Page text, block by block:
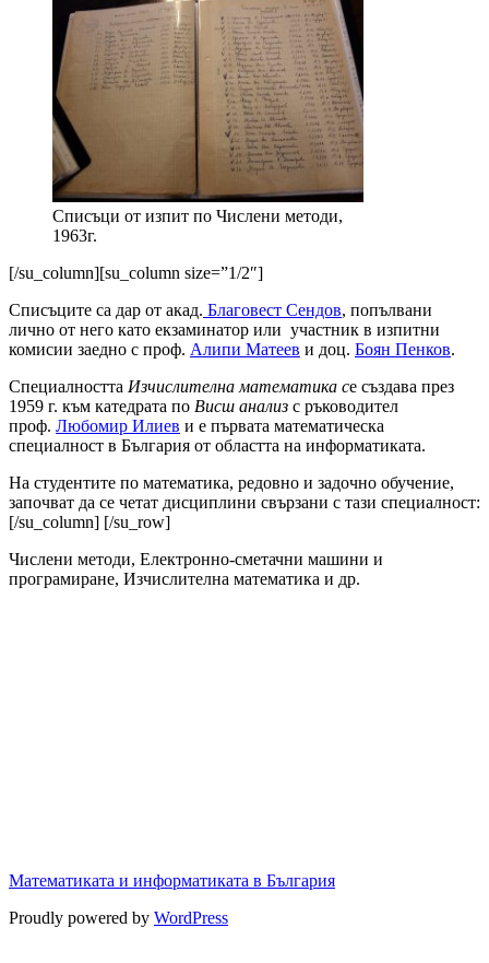
Списъци от изпит по Числени методи,
1963г.
[/su_column][su_column size=”1/2″]
Списъците са дар от акад. Благовест Сендов, попълвани
лично от него като екзаминатор или участник в изпитни
комисии заедно с проф. Алипи Матеев и доц. Боян Пенков.
Специалността Изчислителна математика се създава през
1959 г. към катедрата по Висш анализ с ръководител
проф. Любомир Илиев и е първата математическа
специалност в България от областта на информатиката.
На студентите по математика, редовно и задочно обучение,
започват да се четат дисциплини свързани с тази специалност:
[/su_column] [/su_row]
Числени методи, Електронно-сметачни машини и
програмиране, Изчислителна математика и др.
Математиката и информатиката в България
Proudly powered by WordPress